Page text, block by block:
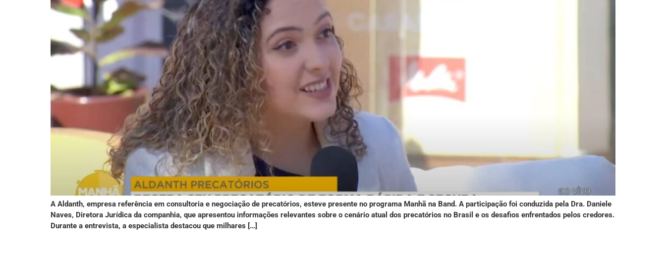
A Aldanth, empresa referência em consultoria e negociação de precatórios, esteve presente no programa Manhã na Band. A participação foi conduzida pela Dra. Daniele
Naves, Diretora Jurídica da companhia, que apresentou informações relevantes sobre o cenário atual dos precatórios no Brasil e os desafios enfrentados pelos credores.
Durante a entrevista, a especialista destacou que milhares […]